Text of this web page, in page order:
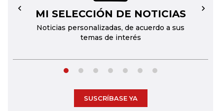
MI SELECCIÓN DE NOTICIAS
Noticias personalizadas, de acuerdo a sus
temas de interés
← →
SUSCRÍBASE YA